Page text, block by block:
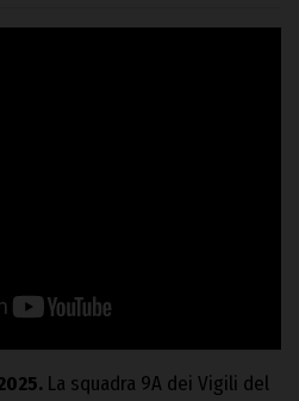
La squadra 9A dei Vigili del